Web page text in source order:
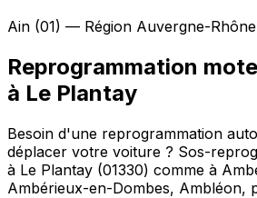
Ain (01) — Région Auvergne-
Reprogrammation
à Le Plantay
Besoin d'une reprogrammation
déplacer votre voiture ? Sos-
à Le Plantay (01330) comme à
Ambérieux-en-Dombes, Ambléon,